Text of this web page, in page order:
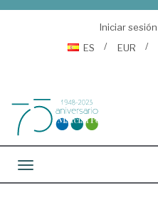
Iniciar sesión
ES
EUR
Toggle navigation